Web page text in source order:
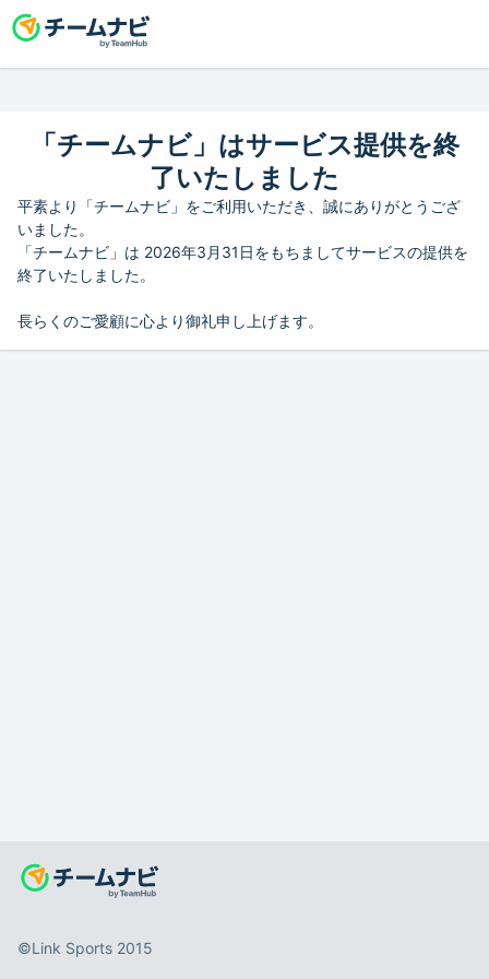
「チームナビ」はサービス提供を終
了いたしました
平素より「チームナビ」をご利用いただき、誠にありがとうござ
いました。
「チームナビ」は 2026年3月31日をもちましてサービスの提供を
終了いたしました。
長らくのご愛顧に心より御礼申し上げます。
©️Link Sports 2015